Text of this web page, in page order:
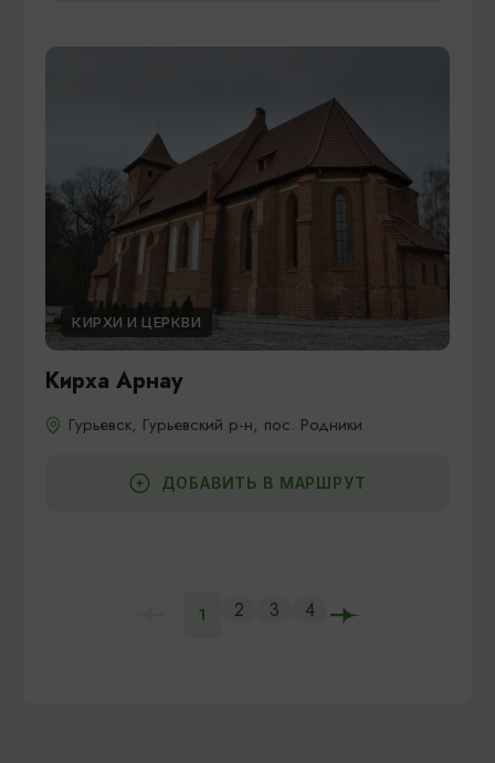
КИРХИ И ЦЕРКВИ
Кирха Арнау
Гурьевск, Гурьевский р-н, пос. Родники
ДОБАВИТЬ В МАРШРУТ
1 2 3 4